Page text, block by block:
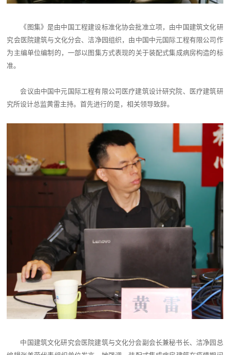
《图集》是由中国工程建设标准化协会批准立项，由中国建筑文化研
究会医院建筑与文化分会、洁净园组织，由中国中元国际工程有限公司作
为主编单位编制的，一部以图集方式表现的关于装配式集成病房构造的标
准。
会议由中国中元国际工程有限公司医疗建筑设计研究院、医疗建筑研
究所设计总监黄雷主持。首先进行的是，相关领导致辞。
中国建筑文化研究会医院建筑与文化分会副会长兼秘书长、洁净园总